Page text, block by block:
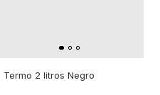
Termo 2 litros Negro